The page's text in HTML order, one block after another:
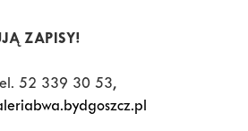
ZAPISY!
52 339 30 53,